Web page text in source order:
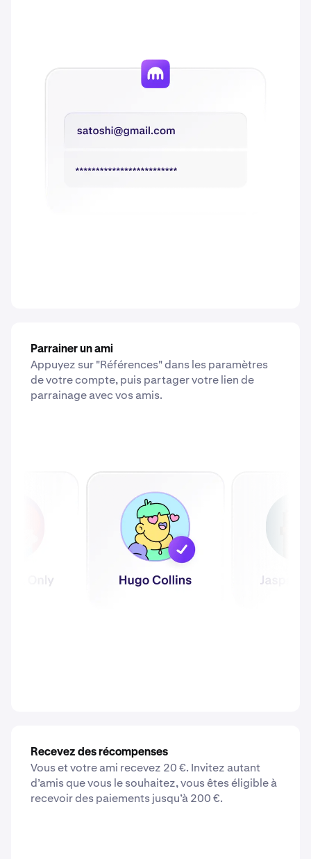
Parrainer un ami
Appuyez sur "Références" dans les paramètres
de votre compte, puis partager votre lien de
parrainage avec vos amis.
Recevez des récompenses
Vous et votre ami recevez 20 €. Invitez autant
d’amis que vous le souhaitez, vous êtes éligible à
recevoir des paiements jusqu’à 200 €.